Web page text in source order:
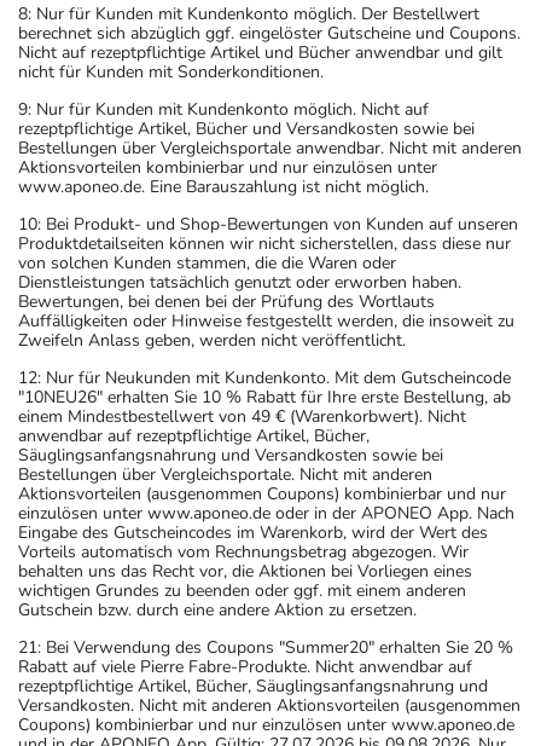
8: Nur für Kunden mit Kundenkonto möglich. Der Bestellwert
berechnet sich abzüglich ggf. eingelöster Gutscheine und Coupons.
Nicht auf rezeptpflichtige Artikel und Bücher anwendbar und gilt
nicht für Kunden mit Sonderkonditionen.
9: Nur für Kunden mit Kundenkonto möglich. Nicht auf
rezeptpflichtige Artikel, Bücher und Versandkosten sowie bei
Bestellungen über Vergleichsportale anwendbar. Nicht mit anderen
Aktionsvorteilen kombinierbar und nur einzulösen unter
www.aponeo.de. Eine Barauszahlung ist nicht möglich.
10: Bei Produkt- und Shop-Bewertungen von Kunden auf unseren
Produktdetailseiten können wir nicht sicherstellen, dass diese nur
von solchen Kunden stammen, die die Waren oder
Dienstleistungen tatsächlich genutzt oder erworben haben.
Bewertungen, bei denen bei der Prüfung des Wortlauts
Auffälligkeiten oder Hinweise festgestellt werden, die insoweit zu
Zweifeln Anlass geben, werden nicht veröffentlicht.
12: Nur für Neukunden mit Kundenkonto. Mit dem Gutscheincode
"10NEU26" erhalten Sie 10 % Rabatt für Ihre erste Bestellung, ab
einem Mindestbestellwert von 49 € (Warenkorbwert). Nicht
anwendbar auf rezeptpflichtige Artikel, Bücher,
Säuglingsanfangsnahrung und Versandkosten sowie bei
Bestellungen über Vergleichsportale. Nicht mit anderen
Aktionsvorteilen (ausgenommen Coupons) kombinierbar und nur
einzulösen unter www.aponeo.de oder in der APONEO App. Nach
Eingabe des Gutscheincodes im Warenkorb, wird der Wert des
Vorteils automatisch vom Rechnungsbetrag abgezogen. Wir
behalten uns das Recht vor, die Aktionen bei Vorliegen eines
wichtigen Grundes zu beenden oder ggf. mit einem anderen
Gutschein bzw. durch eine andere Aktion zu ersetzen.
21: Bei Verwendung des Coupons "Summer20" erhalten Sie 20 %
Rabatt auf viele Pierre Fabre-Produkte. Nicht anwendbar auf
rezeptpflichtige Artikel, Bücher, Säuglingsanfangsnahrung und
Versandkosten. Nicht mit anderen Aktionsvorteilen (ausgenommen
Coupons) kombinierbar und nur einzulösen unter www.aponeo.de